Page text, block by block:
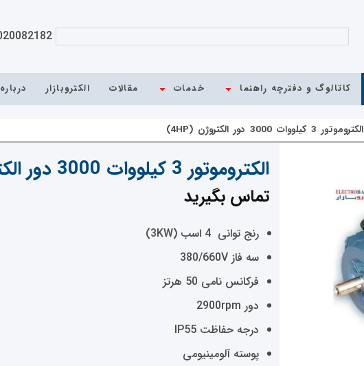
کاتالوگ و دفترچه راهنما خدمات مقالات الکتروبازار
الکتروموتور 3 کیلووات 3000 دور الکتروژن (4HP)
الکتروموتور 3 کیلووات 3000 دور الکتروژن (4HP)
تماس بگیرید
رنج توانی 4 اسب (3KW)
سه فاز 380/660V
فرکانس نامی 50 هرتز
دور 2900rpm
درجه حفاظت IP55
پوسته آلومینیومی